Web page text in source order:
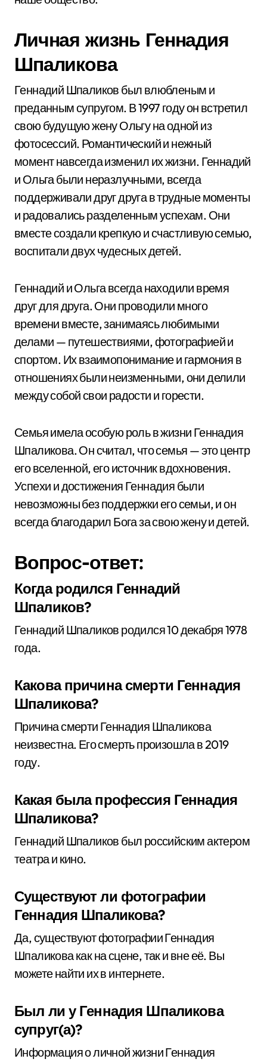
Личная жизнь Геннадия
Шпаликова
Геннадий Шпаликов был влюбленым и
преданным супругом. В 1997 году он встретил
свою будущую жену Ольгу на одной из
фотосессий. Романтический и нежный
момент навсегда изменил их жизни. Геннадий
и Ольга были неразлучными, всегда
поддерживали друг друга в трудные моменты
и радовались разделенным успехам. Они
вместе создали крепкую и счастливую семью,
воспитали двух чудесных детей.
Геннадий и Ольга всегда находили время
друг для друга. Они проводили много
времени вместе, занимаясь любимыми
делами — путешествиями, фотографией и
спортом. Их взаимопонимание и гармония в
отношениях были неизменными, они делили
между собой свои радости и горести.
Семья имела особую роль в жизни Геннадия
Шпаликова. Он считал, что семья — это центр
его вселенной, его источник вдохновения.
Успехи и достижения Геннадия были
невозможны без поддержки его семьи, и он
всегда благодарил Бога за свою жену и детей.
Вопрос-ответ:
Когда родился Геннадий
Шпаликов?
Геннадий Шпаликов родился 10 декабря 1978
года.
Какова причина смерти Геннадия
Шпаликова?
Причина смерти Геннадия Шпаликова
неизвестна. Его смерть произошла в 2019
году.
Какая была профессия Геннадия
Шпаликова?
Геннадий Шпаликов был российским актером
театра и кино.
Существуют ли фотографии
Геннадия Шпаликова?
Да, существуют фотографии Геннадия
Шпаликова как на сцене, так и вне её. Вы
можете найти их в интернете.
Был ли у Геннадия Шпаликова
супруг(а)?
Информация о личной жизни Геннадия